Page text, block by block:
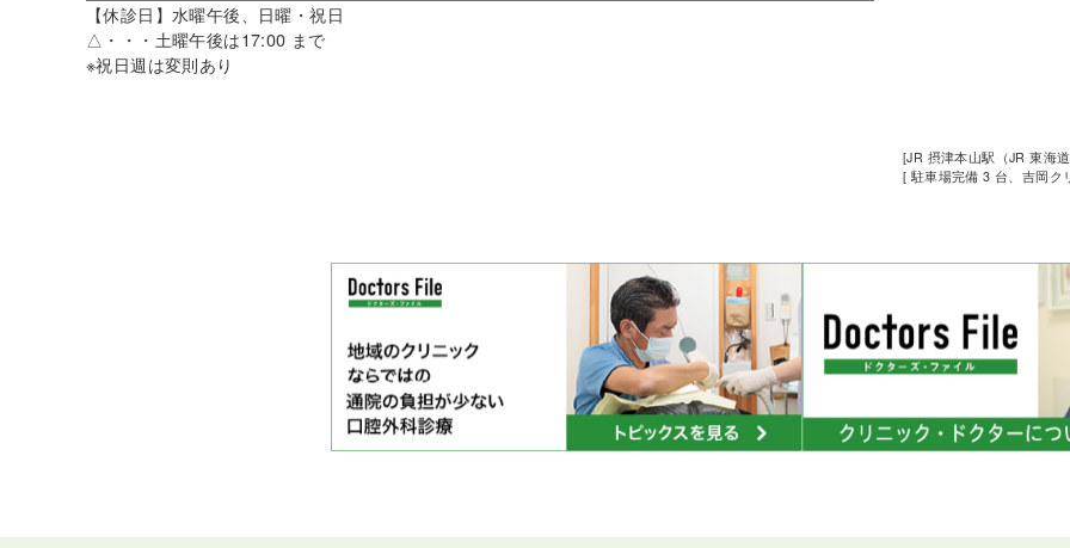
【休診日】水曜午後、日曜・祝日
△・・・土曜午後は17:00 まで
※祝日週は変則あり
[JR 摂津本山駅（JR 東海
[ 駐車場完備 3 台、吉岡ク